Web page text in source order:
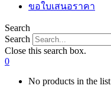
ขอใบเสนอราคา
Search
Search
Close this search box.
0
No products in the list